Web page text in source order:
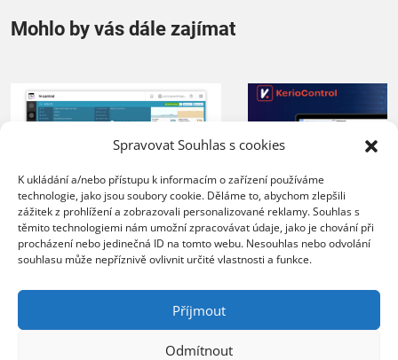
Spravovat Souhlas s cookies
K ukládání a/nebo přístupu k informacím o zařízení používáme
technologie, jako jsou soubory cookie. Děláme to, abychom zlepšili
zážitek z prohlížení a zobrazovali personalizované reklamy. Souhlas s
těmito technologiemi nám umožní zpracovávat údaje, jako je chování při
procházení nebo jedinečná ID na tomto webu. Nesouhlas nebo odvolání
souhlasu může nepříznivě ovlivnit určité vlastnosti a funkce.
Příjmout
Odmítnout
Mohlo by vás dále zajímat
ZEBRA SYSTEMS:
společnost COMTEC
úspěšně řídí svůj růst
s řešením N-able N-
central
XERTEC
Kerio Control
sítě
20.07.2026